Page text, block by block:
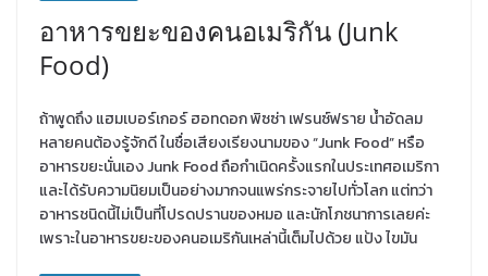
อาหารขยะของคนอเมริกัน (Junk
Food)
ถ้าพูดถึง แฮมเบอร์เกอร์ ฮอทดอก พิซซ่า เฟรนซ์ฟราย น้ำอัดลม
หลายคนต้องรู้จักดี ในชื่อเสียงเรียงนามของ “Junk Food” หรือ
อาหารขยะนั่นเอง Junk Food ถือกำเนิดครั้งแรกในประเทศอเมริกา
และได้รับความนิยมเป็นอย่างมากจนแพร่กระจายไปทั่วโลก แต่ทว่า
อาหารชนิดนี้ไม่เป็นที่โปรดปรานของหมอ และนักโภชนาการเลยค่ะ
เพราะในอาหารขยะของคนอเมริกันเหล่านี้เต็มไปด้วย แป้ง ไขมัน